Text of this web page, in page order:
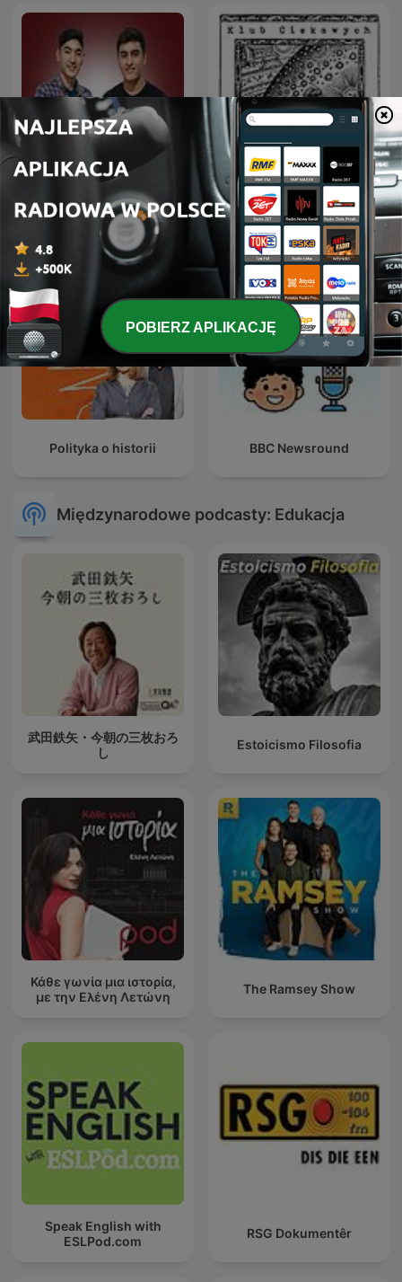
Deutsche Podcasts
Klub Ciekawych
Wszystkiego
Polityka o historii BBC Newsround
Międzynarodowe podcasty: Edukacja
武田鉄矢・今朝の三枚おろ
し
Estoicismo Filosofia
Κάθε γωνία μια ιστορία,
με την Ελένη Λετώνη
The Ramsey Show
Speak English with
ESLPod.com
RSG Dokumentêr
POBIERZ APLIKACJĘ